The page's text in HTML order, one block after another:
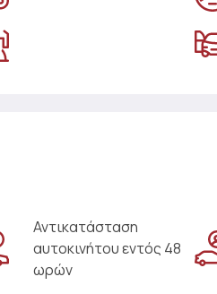
Αντικατάσταση
αυτοκινήτου εντός 48
ωρών